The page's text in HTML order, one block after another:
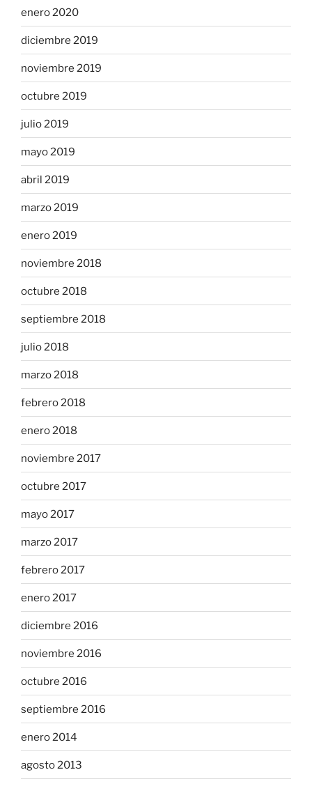
enero 2020
diciembre 2019
noviembre 2019
octubre 2019
julio 2019
mayo 2019
abril 2019
marzo 2019
enero 2019
noviembre 2018
octubre 2018
septiembre 2018
julio 2018
marzo 2018
febrero 2018
enero 2018
noviembre 2017
octubre 2017
mayo 2017
marzo 2017
febrero 2017
enero 2017
diciembre 2016
noviembre 2016
octubre 2016
septiembre 2016
enero 2014
agosto 2013